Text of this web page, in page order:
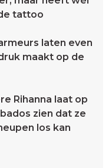
tattoo
laten even
maakt op de
Rihanna laat op
zien dat ze
los kan